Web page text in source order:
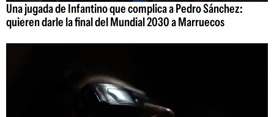
Una jugada de Infantino que complica a Pedro Sánchez:
quieren darle la final del Mundial 2030 a Marruecos